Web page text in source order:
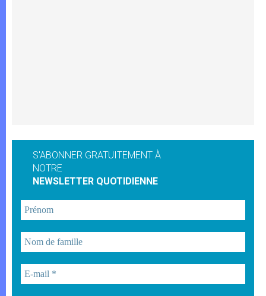
S'ABONNER GRATUITEMENT À
NOTRE
NEWSLETTER QUOTIDIENNE